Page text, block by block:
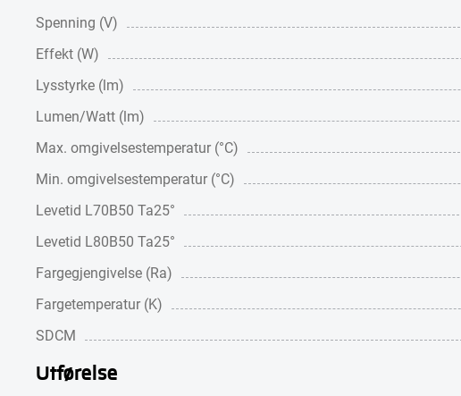
Spenning (V)
Effekt (W)
Lysstyrke (lm)
Lumen/Watt (lm)
Max. omgivelsestemperatur (°C)
Min. omgivelsestemperatur (°C)
Levetid L70B50 Ta25°
Levetid L80B50 Ta25°
Fargegjengivelse (Ra)
Fargetemperatur (K)
SDCM
Utførelse